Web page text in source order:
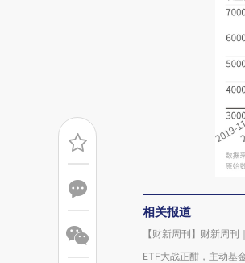
相关报道
【财新周刊】财新周刊
ETF大战正酣，主动基